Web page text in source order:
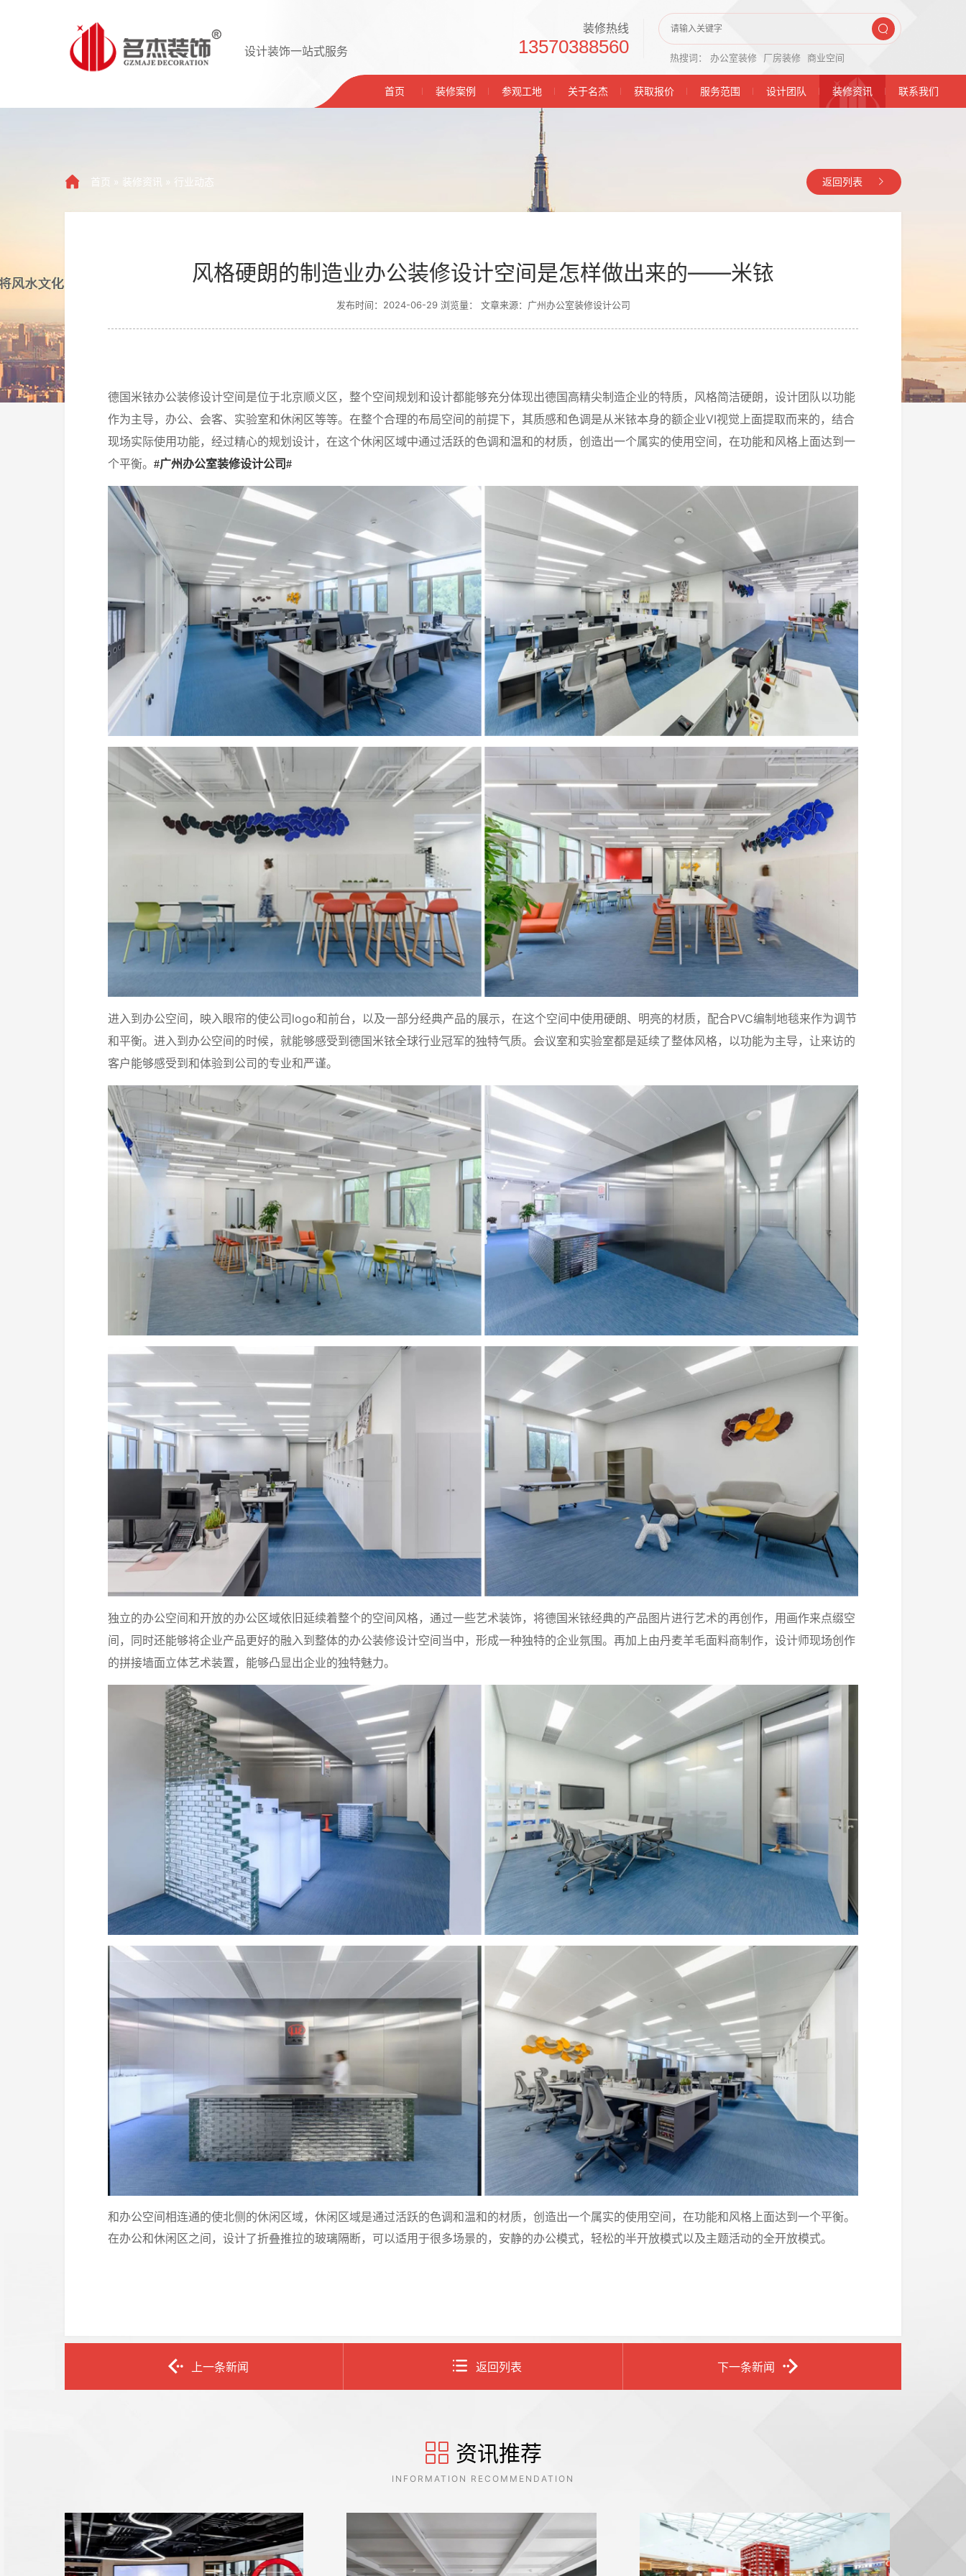
设计装饰一站式服务
装修热线
13570388560 热搜词： 办公室装修 厂房装修 商业空间
首页 装修案例 参观工地 关于名杰 获取报价 服务范围 设计团队 装修资讯 联系我们
首页 » 装修资讯 » 行业动态 返回列表
风格硬朗的制造业办公装修设计空间是怎样做出来的——米铱
发布时间：2024-06-29 浏览量： 文章来源：广州办公室装修设计公司
德国米铱办公装修设计空间是位于北京顺义区，整个空间规划和设计都能够充分体现出德国高精尖制造企业的特质，风格简洁硬朗，设计团队以功能
作为主导，办公、会客、实验室和休闲区等等。在整个合理的布局空间的前提下，其质感和色调是从米铱本身的额企业VI视觉上面提取而来的，结合
现场实际使用功能，经过精心的规划设计，在这个休闲区域中通过活跃的色调和温和的材质，创造出一个属实的使用空间，在功能和风格上面达到一
个平衡。 #广州办公室装修设计公司#
进入到办公空间，映入眼帘的使公司 logo和前台，以及一部分经典产品的展示，在这个空间中使用硬朗、明亮的材质，配合PVC编制地毯来作为调节
和平衡。进入到办公空间的时候，就能够感受到德国米铱全球行业冠军的独特气质。会议室和实验室都是延续了整体风格，以功能为主导，让来访的
客户能够感受到和体验到公司的专业和严谨。
独立的办公空间和开放的办公区域依旧延续着整个的空间风格，通过一些艺术装饰，将德国米铱经典的产品图片进行艺术的再创作，用画作来点缀空
间，同时还能够将企业产品更好的融入到整体的办公装修设计空间当中，形成一种独特的企业氛围。再加上由丹麦羊毛面料商制作，设计师现场创作
的拼接墙面立体艺术装置，能够凸显出企业的独特魅力。
和办公空间相连通的使北侧的休闲区域，休闲区域是通过活跃的色调和温和的材质，创造出一个属实的使用空间，在功能和风格上面达到一个平衡。
在办公和休闲区之间，设计了折叠推拉的玻璃隔断，可以适用于很多场景的，安静的办公模式，轻松的半开放模式以及主题活动的全开放模式。
上一条新闻 返回列表 下一条新闻
资讯推荐
INFORMATION RECOMMENDATION